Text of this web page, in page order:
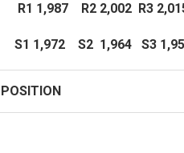
R1 1,987 R2 2,002 R3
S1 1,972 S2 1,964 S3